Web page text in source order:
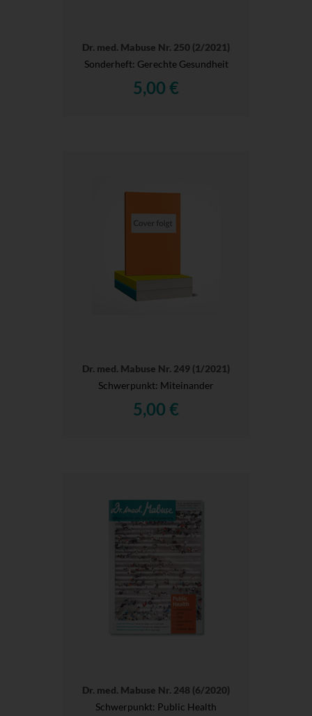
Dr. med. Mabuse Nr. 250 (2/2021)
Sonderheft: Gerechte Gesundheit
5,00 €
Dr. med. Mabuse Nr. 249 (1/2021)
Schwerpunkt: Miteinander
5,00 €
Dr. med. Mabuse Nr. 248 (6/2020)
Schwerpunkt: Public Health